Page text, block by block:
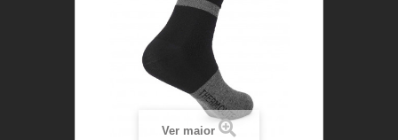
Ver maior